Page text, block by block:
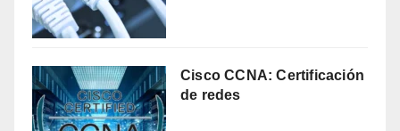
Cisco CCNA: Certificación
de redes